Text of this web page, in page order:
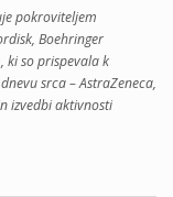
pokroviteljem
Boehringer
ki so prispevala k
srca – AstraZeneca,
izvedbi aktivnosti